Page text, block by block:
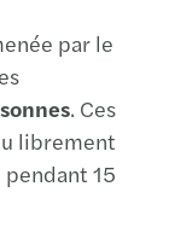
par le
. Ces
librement
15